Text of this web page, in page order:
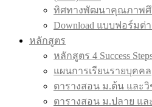
ทิศทางพัฒนาคุณภาพศึ
Download แบบฟอร์มต่า
หลักสูตร
หลักสูตร 4 Success
แผนการเรียนรายบุคคล
ตารางสอน ม.ต้น และวิ
ตารางสอน ม.ปลาย แล